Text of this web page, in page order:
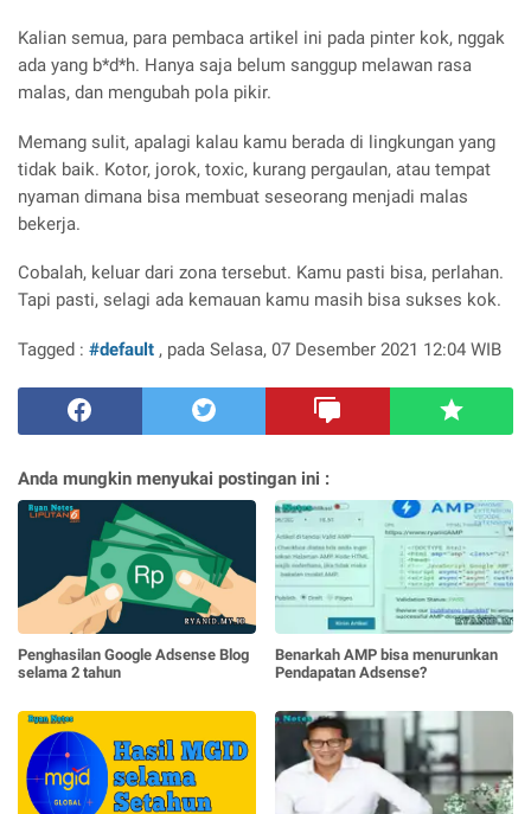
Kalian semua, para pembaca artikel ini pada pinter kok, nggak
ada yang b*d*h. Hanya saja belum sanggup melawan rasa
malas, dan mengubah pola pikir.
Memang sulit, apalagi kalau kamu berada di lingkungan yang
tidak baik. Kotor, jorok, toxic, kurang pergaulan, atau tempat
nyaman dimana bisa membuat seseorang menjadi malas
bekerja.
Cobalah, keluar dari zona tersebut. Kamu pasti bisa, perlahan.
Tapi pasti, selagi ada kemauan kamu masih bisa sukses kok.
Tagged : #default , pada Selasa, 07 Desember 2021 12:04 WIB
Anda mungkin menyukai postingan ini :
Penghasilan Google Adsense Blog
selama 2 tahun
Benarkah AMP bisa menurunkan
Pendapatan Adsense?